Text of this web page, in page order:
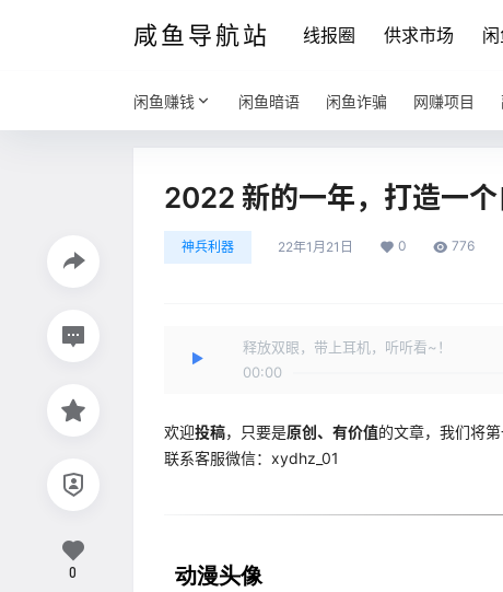
咸鱼导航站 线报圈 供求市场
闲鱼赚钱 闲鱼暗语 闲鱼诈骗 网赚项目
2022 新的一年，打造一
神兵利器 22年1月21日 0 776
释放双眼，带上耳机，听听看~！
00:00
欢迎投稿，只要是原创、有价值的文章，我们将第
联系客服微信：xydhz_01
动漫头像
0